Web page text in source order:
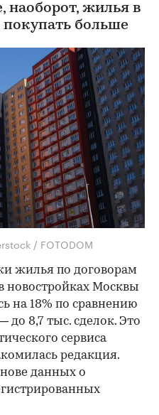
наоборот, жилья в
покупать больше
/ FOTODOM
жилья по договорам
новостройках Москвы
на 18% по сравнению
8,7 тыс. сделок. Это
сервиса
редакция.
данных о